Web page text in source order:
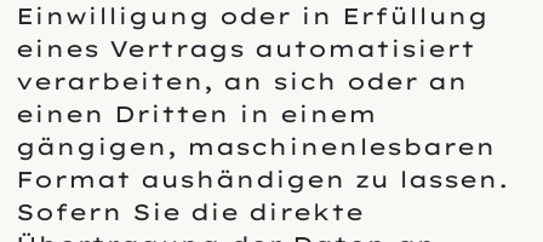
Einwilligung oder in Erfüllung
eines Vertrags automatisiert
verarbeiten, an sich oder an
einen Dritten in einem
gängigen, maschinenlesbaren
Format aushändigen zu lassen.
Sofern Sie die direkte